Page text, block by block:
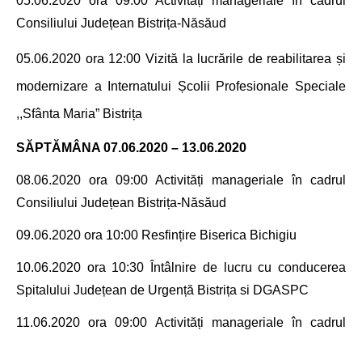
Consiliului Județean Bistrița-Năsăud
05.06.2020 ora 12:00 Vizită la lucrările de reabilitarea și
modernizare a Internatului Școlii Profesionale Speciale
,,Sfânta Maria” Bistrița
SĂPTĂMÂNA 07.06.2020 – 13.06.2020
08.06.2020 ora 09:00 Activități manageriale în cadrul
Consiliului Județean Bistrița-Năsăud
09.06.2020 ora 10:00 Resfințire Biserica Bichigiu
10.06.2020 ora 10:30 Întâlnire de lucru cu conducerea
Spitalului Județean de Urgență Bistrița si DGASPC
11.06.2020 ora 09:00 Activități manageriale în cadrul